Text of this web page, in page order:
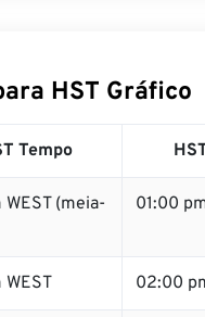
HST Gráfico
Tempo
(meia-
01:00
WEST 02:00